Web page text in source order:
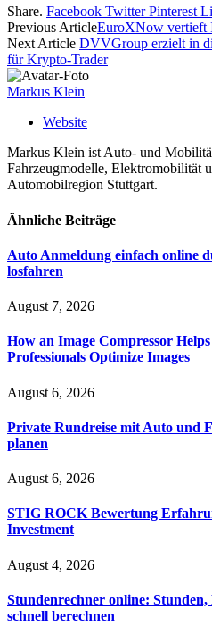
Share. Facebook Twitter Pinterest
Previous ArticleEuroXNow vertieft
Next Article DVVGroup erzielt in
für Krypto-Trader
Markus Klein
Website
Markus Klein ist Auto- und
Fahrzeugmodelle, Elektromobilität
Automobilregion Stuttgart.
Ähnliche Beiträge
Auto Anmeldung einfach online
losfahren
August 7, 2026
How an Image Compressor
Professionals Optimize Images
August 6, 2026
Private Rundreise mit Auto und
planen
August 6, 2026
STIG ROCK Bewertung
Investment
August 4, 2026
Stundenrechner online:
schnell berechnen